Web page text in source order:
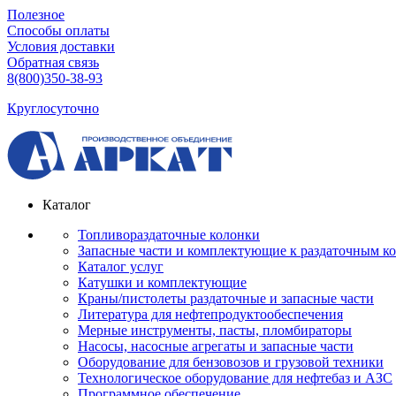
Полезное
Способы оплаты
Условия доставки
Обратная связь
8(800)350-38-93
Круглосуточно
Каталог
Топливораздаточные колонки
Запасные части и комплектующие к раздаточным
Каталог услуг
Катушки и комплектующие
Краны/пистолеты раздаточные и запасные части
Литература для нефтепродуктообеспечения
Мерные инструменты, пасты, пломбираторы
Насосы, насосные агрегаты и запасные части
Оборудование для бензовозов и грузовой техники
Технологическое оборудование для нефтебаз и АЗС